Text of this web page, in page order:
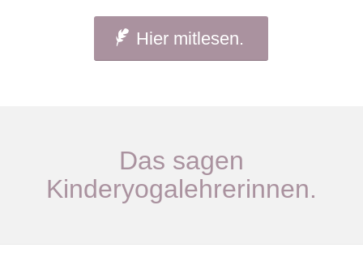
Hier mitlesen.
Das sagen
Kinderyogalehrerinnen.